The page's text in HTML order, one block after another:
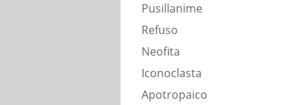
Pusillanime
Refuso
Neofita
Iconoclasta
Apotropaico